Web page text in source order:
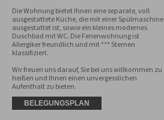
Die Wohnung bietet Ihnen eine separate, voll
ausgestattete Küche, die mit einer Spülmaschine
ausgestattet ist, sowie ein kleines modernes
Duschbad mit WC. Die Ferienwohnung ist
Allergiker freundlich und mit *** Sternen
klassifiziert.
Wir freuen uns darauf, Sie bei uns willkommen zu
heißen und Ihnen einen unvergesslichen
Aufenthalt zu bieten.
BELEGUNGSPLAN